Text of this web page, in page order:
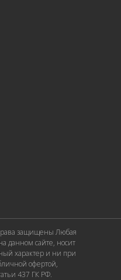
защищены Любая
данном сайте, носит
характер и ни при
офертой,
437 ГК РФ.